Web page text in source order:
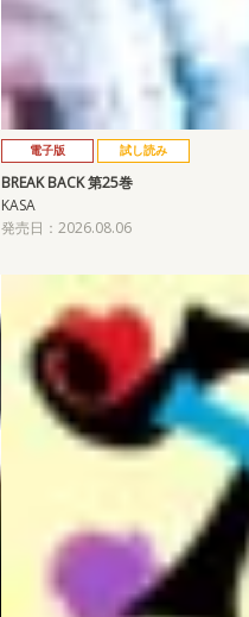
電子版 試し読み
BREAK BACK 第25巻
KASA
発売日：2026.08.06